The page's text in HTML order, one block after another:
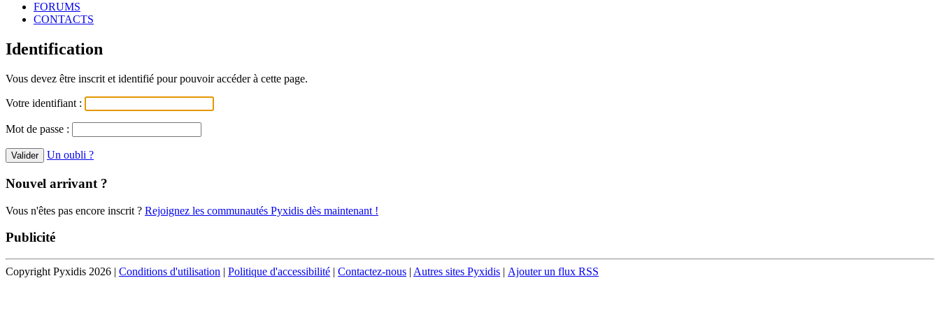
FORUMS
CONTACTS
Identification
Vous devez être inscrit et identifié pour pouvoir accéder à cette page.
Votre identifiant :
Mot de passe :
Un oubli ?
Nouvel arrivant ?
Vous n'êtes pas encore inscrit ? Rejoignez les communautés Pyxidis dès maintenant !
Publicité
Copyright Pyxidis 2026 | Conditions d'utilisation | Politique d'accessibilité | Contactez-nous | Autres sites Pyxidis | Ajouter un flux RSS